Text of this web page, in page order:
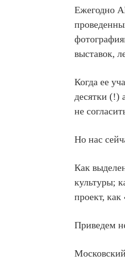
Ежегодно
выставок,
Когда ее
десятки (!)
не
Но нас
Как
культуры;
проект,
Приведем